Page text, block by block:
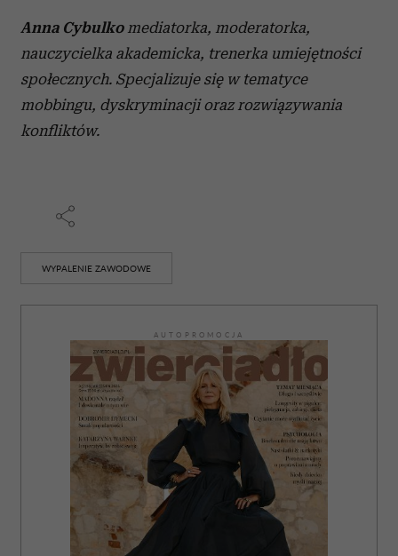
Anna Cybulkomediatorka, moderatorka,
nauczycielka akademicka, trenerka umiejętności
społecznych. Specjalizuje się w tematyce
mobbingu, dyskryminacji oraz rozwiązywania
konfliktów.
WYPALENIE ZAWODOWE
AUTOPROMOCJA